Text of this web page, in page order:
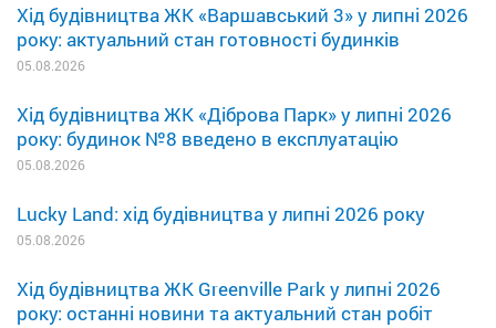
Хід будівництва ЖК «Варшавський 3» у липні 2026
року: актуальний стан готовності будинків
05.08.2026
Хід будівництва ЖК «Діброва Парк» у липні 2026
року: будинок №8 введено в експлуатацію
05.08.2026
Lucky Land: хід будівництва у липні 2026 року
05.08.2026
Хід будівництва ЖК Greenville Park у липні 2026
року: останні новини та актуальний стан робіт